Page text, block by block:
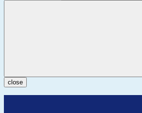
close